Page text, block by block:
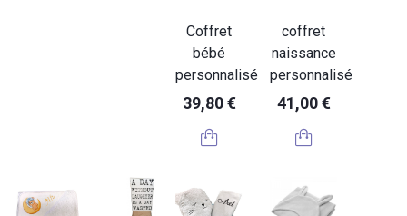
Coffret
bébé
personnalisé
39,80 €
coffret
naissance
personnalisé
41,00 €